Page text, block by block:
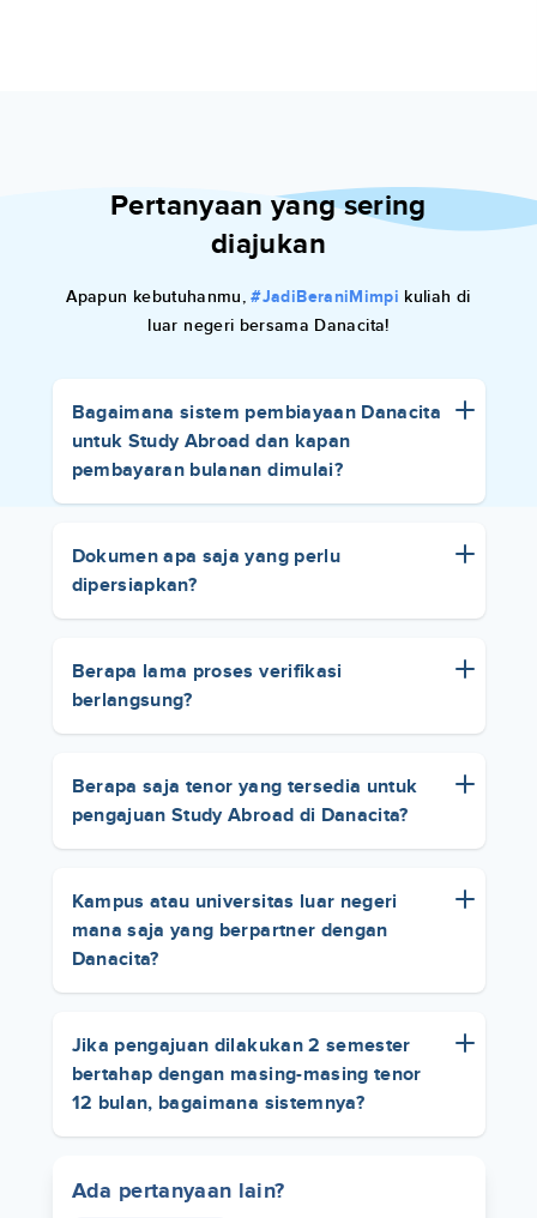
Pertanyaan yang sering
diajukan
Apapun kebutuhanmu,#JadiBeraniMimpi kuliah di
luar negeri bersama Danacita!
Bagaimana sistem pembiayaan Danacita
untuk Study Abroad dan kapan
pembayaran bulanan dimulai?
Dokumen apa saja yang perlu
dipersiapkan?
Berapa lama proses verifikasi
berlangsung?
Berapa saja tenor yang tersedia untuk
pengajuan Study Abroad di Danacita?
Kampus atau universitas luar negeri
mana saja yang berpartner dengan
Danacita?
Jika pengajuan dilakukan 2 semester
bertahap dengan masing-masing tenor
12 bulan, bagaimana sistemnya?
Ada pertanyaan lain?